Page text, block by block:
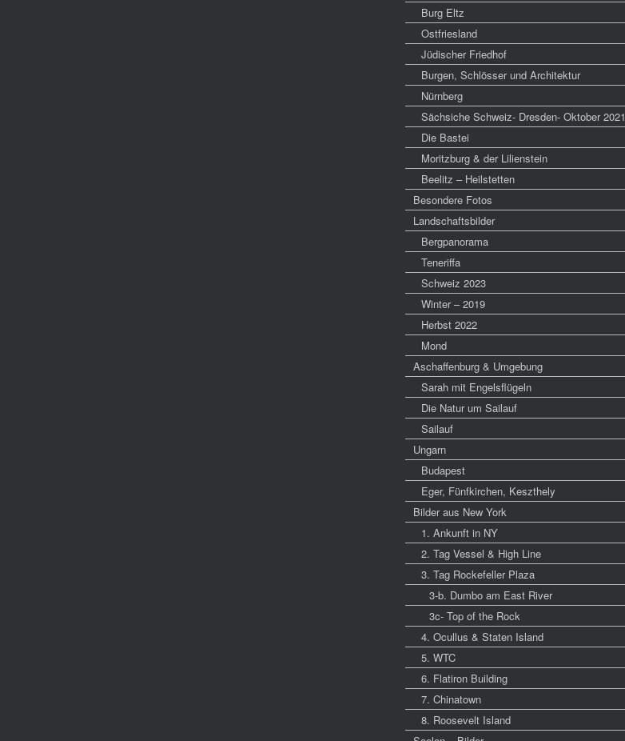
Burg Eltz
Ostfriesland
Jüdischer Friedhof
Burgen, Schlösser und Architektur
Nürnberg
Sächsiche Schweiz- Dresden- Oktober 2021
Die Bastei
Moritzburg & der Lilienstein
Beelitz – Heilstetten
Besondere Fotos
Landschaftsbilder
Bergpanorama
Teneriffa
Schweiz 2023
Winter – 2019
Herbst 2022
Mond
Aschaffenburg & Umgebung
Sarah mit Engelsflügeln
Die Natur um Sailauf
Sailauf
Ungarn
Budapest
Eger, Fünfkirchen, Keszthely
Bilder aus New York
1. Ankunft in NY
2. Tag Vessel & High Line
3. Tag Rockefeller Plaza
3-b. Dumbo am East River
3c- Top of the Rock
4. Ocullus & Staten Island
5. WTC
6. Flatiron Building
7. Chinatown
8. Roosevelt Island